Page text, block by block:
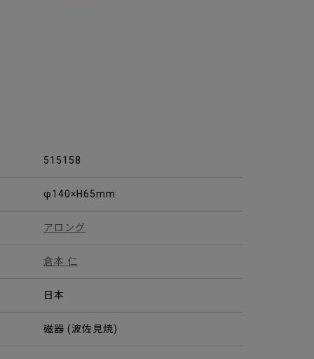
515158
φ140×H65mm
アロング
倉本 仁
日本
磁器 (波佐見焼)